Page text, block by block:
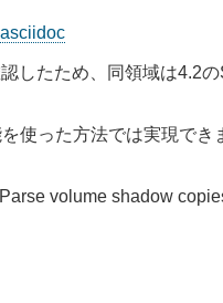
したため、同領域は4.2
使った方法では実現でき
volume shadow